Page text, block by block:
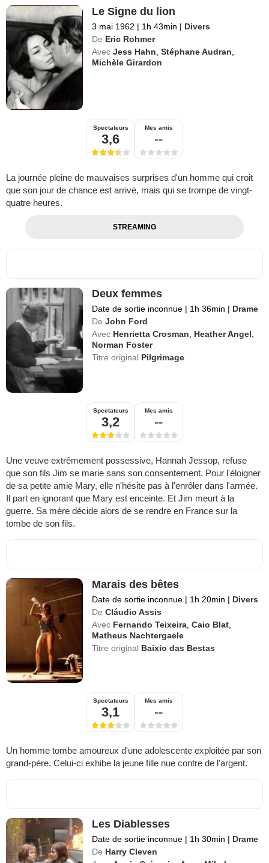
Le Signe du lion
3 mai 1962 | 1h 43min | Divers
De Eric Rohmer
Avec Jess Hahn,Stéphane Audran,
Michèle Girardon
Spectateurs
3,6
Mes amis
--
La journée pleine de mauvaises surprises d'un homme qui croit
que son jour de chance est arrivé, mais qui se trompe de vingt-
quatre heures.
STREAMING
Deux femmes
Date de sortie inconnue | 1h 36min | Drame
De John Ford
Avec Henrietta Crosman, Heather Angel,
Norman Foster
Titre original Pilgrimage
Spectateurs
3,2
Mes amis
--
Une veuve extrêmement possessive, Hannah Jessop, refuse
que son fils Jim se marie sans son consentement. Pour l'éloigner
de sa petite amie Mary, elle n'hésite pas à l'enrôler dans l'armée.
Il part en ignorant que Mary est enceinte. Et Jim meurt à la
guerre. Sa mère décide alors de se rendre en France sur la
tombe de son fils.
Marais des bêtes
Date de sortie inconnue | 1h 20min | Divers
De Cláudio Assis
Avec Fernando Teixeira ,Caio Blat
Matheus Nachtergaele
Titre original Baixio das Bestas
Spectateurs
3,1
Mes amis
--
Un homme tombe amoureux d'une adolescente exploitée par son
grand-père. Celui-ci exhibe la jeune fille nue contre de l'argent.
Les Diablesses
Date de sortie inconnue | 1h 30min | Drame
De Harry Cleven